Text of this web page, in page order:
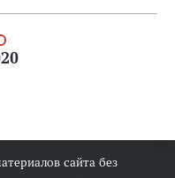
сайта без